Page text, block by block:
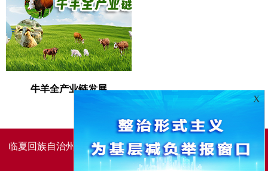
牛羊全产业链发展
临夏回族自治州人民政府办公室主办 临夏回族自治州人民政
府信息中心承办
X